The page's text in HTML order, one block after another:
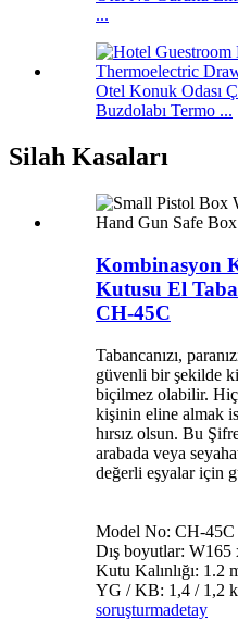
...
Otel Konuk Odası
Buzdolabı Termo ...
Silah Kasaları
Kombinasyon
Kutusu El
CH-45C
Tabancanızı,
güvenli bir şekilde
biçilmez olabilir. Hiç
kişinin eline almak
hırsız olsun. Bu
arabada veya
değerli eşyalar için
Model No: CH-45C
Dış boyutlar:
Kutu Kalınlığı: 1.2
YG / KB: 1,4 / 1,2
soruşturmadetay